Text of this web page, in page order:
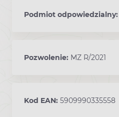
Podmiot odpowiedzialny:
Pozwolenie: MZ R/2021
Kod EAN: 5909990335558